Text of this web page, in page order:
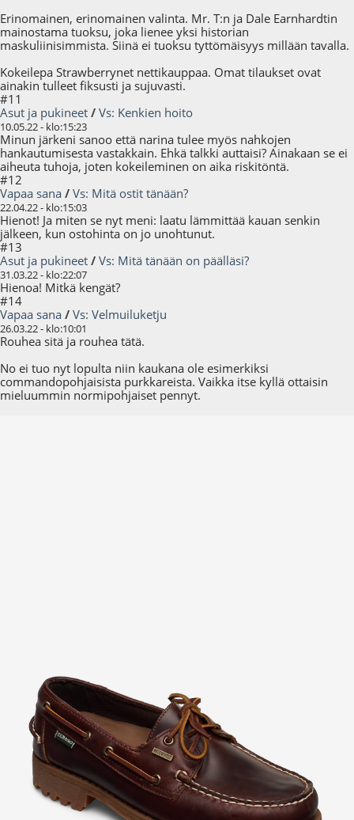
Erinomainen, erinomainen valinta. Mr. T:n ja Dale Earnhardtin
mainostama tuoksu, joka lienee yksi historian
maskuliinisimmista. Siinä ei tuoksu tyttömäisyys millään tavalla.
Kokeilepa Strawberrynet nettikauppaa. Omat tilaukset ovat
ainakin tulleet fiksusti ja sujuvasti.
#11
Asut ja pukineet / Vs: Kenkien hoito
10.05.22 - klo:15:23
Minun järkeni sanoo että narina tulee myös nahkojen
hankautumisesta vastakkain. Ehkä talkki auttaisi? Ainakaan se ei
aiheuta tuhoja, joten kokeileminen on aika riskitöntä.
#12
Vapaa sana / Vs: Mitä ostit tänään?
22.04.22 - klo:15:03
Hienot! Ja miten se nyt meni: laatu lämmittää kauan senkin
jälkeen, kun ostohinta on jo unohtunut.
#13
Asut ja pukineet / Vs: Mitä tänään on päälläsi?
31.03.22 - klo:22:07
Hienoa! Mitkä kengät?
#14
Vapaa sana / Vs: Velmuiluketju
26.03.22 - klo:10:01
Rouhea sitä ja rouhea tätä.
No ei tuo nyt lopulta niin kaukana ole esimerkiksi
commandopohjaisista purkkareista. Vaikka itse kyllä ottaisin
mieluummin normipohjaiset pennyt.